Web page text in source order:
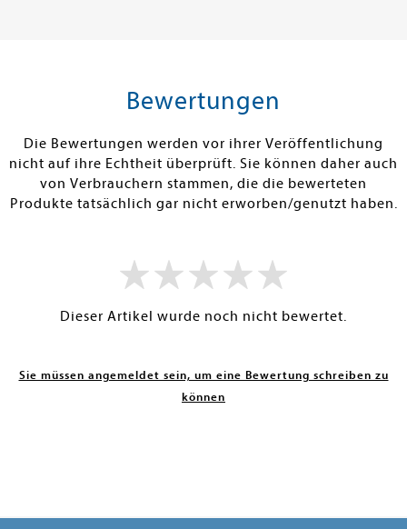
Warenkorb
Bewertungen
Die Bewertungen werden vor ihrer Veröffentlichung
nicht auf ihre Echtheit überprüft. Sie können daher auch
von Verbrauchern stammen, die die bewerteten
Produkte tatsächlich gar nicht erworben/genutzt haben.
Dieser Artikel wurde noch nicht bewertet.
Sie müssen angemeldet sein, um eine Bewertung schreiben zu
können